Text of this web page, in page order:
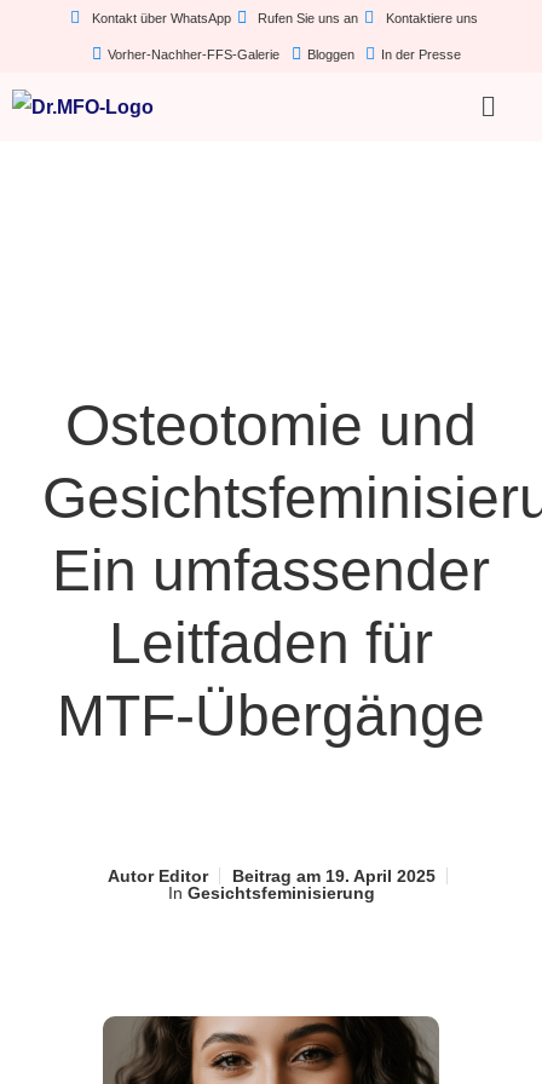
Kontakt über WhatsApp Rufen Sie uns an Kontaktiere uns
Vorher-Nachher-FFS-Galerie Bloggen In der Presse
Osteotomie und
Ein umfassender
Leitfaden für
MTF-Übergänge
AutorEditor Beitrag am19. April 2025
In Gesichtsfeminisierung